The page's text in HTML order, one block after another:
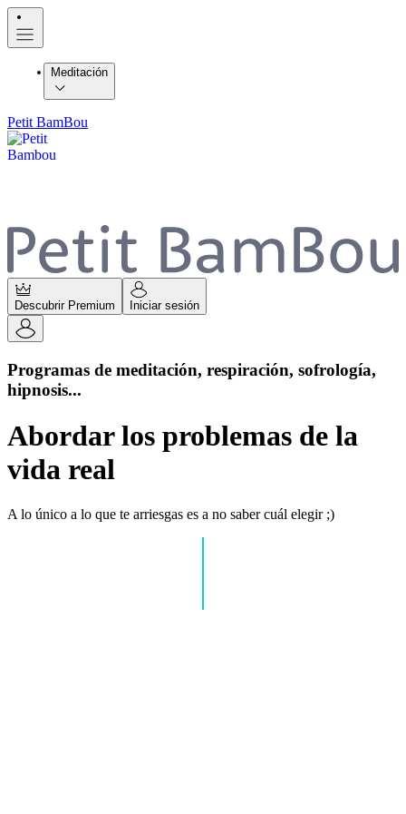
Meditación
Petit BamBou
Descubrir Premium Iniciar sesión
Programas de meditación, respiración, sofrología,
hipnosis...
Abordar los problemas de la
vida real
A lo único a lo que te arriesgas es a no saber cuál elegir ;)